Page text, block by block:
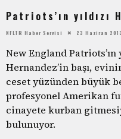
Patriots’ın yıldızı
NFLTR Haber Servisi 23 Haziran 2013
New England
Hernandez’in başı,
ceset yüzünden büyük
profesyonel Amerikan
cinayete kurban
bulunuyor.